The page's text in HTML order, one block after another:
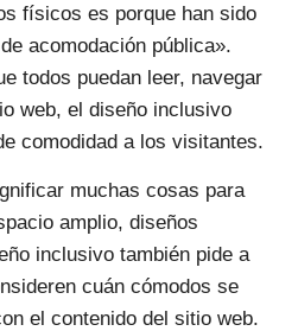
físicos es porque han sido
acomodación pública».
todos puedan leer, navegar
web, el diseño inclusivo
comodidad a los visitantes.
muchas cosas para
amplio, diseños
inclusivo también pide a
cuán cómodos se
el contenido del sitio web.